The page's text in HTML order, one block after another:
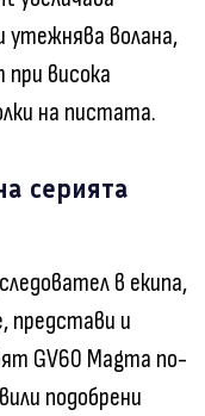
волана,
висока
на пистата.
серията
в екипа,
представи и
GV60 Magma по-
подобрени